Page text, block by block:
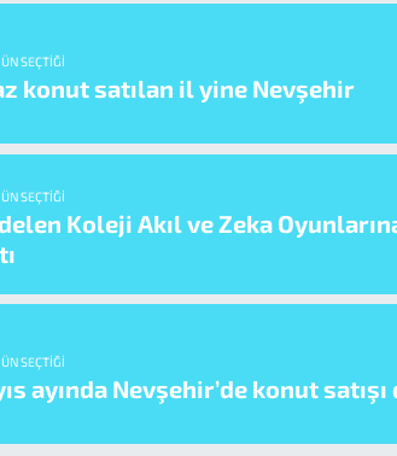
SEÇTIĞI
konut satılan il yine Nevşehir
SEÇTIĞI
Koleji Akıl ve Zeka
SEÇTIĞI
ayında Nevşehir’de konut